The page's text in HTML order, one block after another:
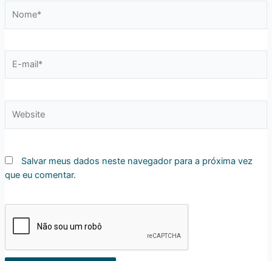
mail*
Salvar meus dados neste navegador para a próxima vez
que eu comentar.